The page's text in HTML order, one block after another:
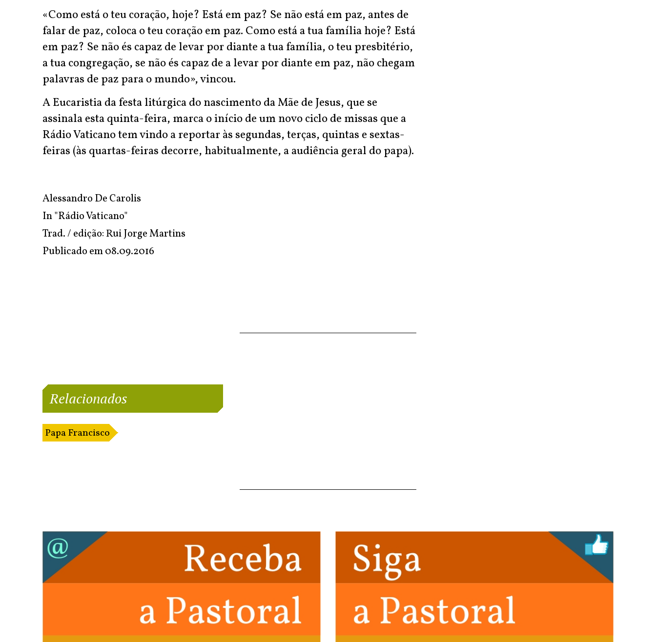
«Como está o teu coração, hoje? Está em paz? Se não está em paz, antes de
falar de paz, coloca o teu coração em paz. Como está a tua família hoje? Está
em paz? Se não és capaz de levar por diante a tua família, o teu presbitério,
a tua congregação, se não és capaz de a levar por diante em paz, não chegam
palavras de paz para o mundo», vincou.
A Eucaristia da festa litúrgica do nascimento da Mãe de Jesus, que se
assinala esta quinta-feira, marca o início de um novo ciclo de missas que a
Rádio Vaticano tem vindo a reportar às segundas, terças, quintas e sextas-
feiras (às quartas-feiras decorre, habitualmente, a audiência geral do papa).
Alessandro De Carolis
In"Rádio Vaticano"
Trad. / edição: Rui Jorge Martins
Publicado em08.09.2016
Relacionados
Papa Francisco